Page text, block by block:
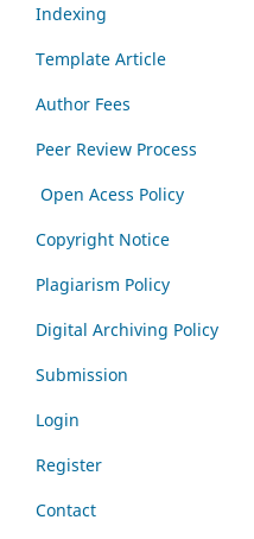
Indexing
Template Article
Author Fees
Peer Review Process
Open Acess Policy
Copyright Notice
Plagiarism Policy
Digital Archiving Policy
Submission
Login
Register
Contact